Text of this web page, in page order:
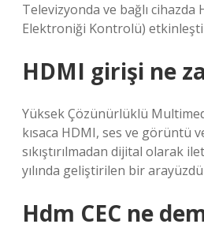
Televizyonda ve bağlı cihazda
Elektroniği Kontrolü)
HDMI girişi ne
Yüksek Çözünürlüklü
kısaca HDMI, ses ve görüntü
sıkıştırılmadan dijital olarak
yılında geliştirilen bir
Hdm CEC ne